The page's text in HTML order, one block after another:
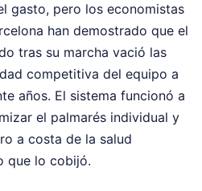
gasto, pero los economistas
han demostrado que el
tras su marcha vació las
competitiva del equipo a
años. El sistema funcionó a
el palmarés individual y
a costa de la salud
que lo cobijó.